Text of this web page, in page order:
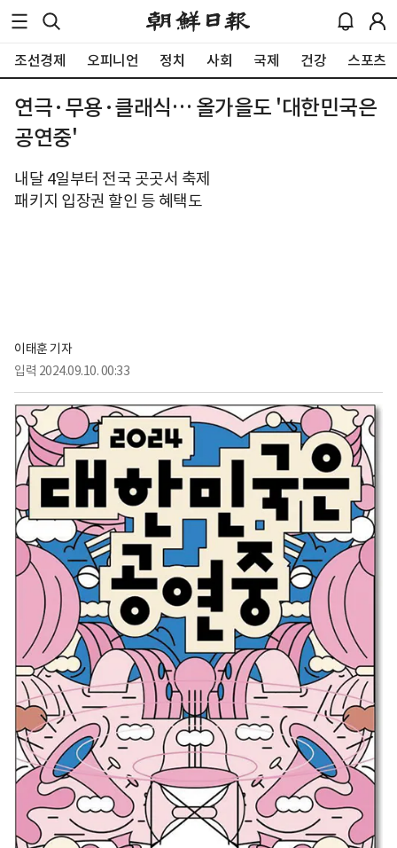
조선경제 오피니언 정치 사회 국제 건강 스포츠
연극·무용·클래식… 올가을도 '대한민국은
공연중'
내달 4일부터 전국 곳곳서 축제
패키지 입장권 할인 등 혜택도
이태훈 기자
입력 2024.09.10. 00:33